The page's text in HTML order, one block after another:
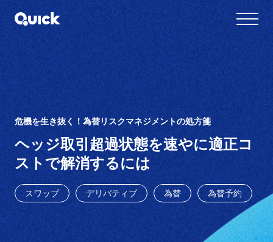
危機を生き抜く！為替リスクマネジメントの処方箋
ヘッジ取引超過状態を速やに適正コ
ストで解消するには
スワップ デリバティブ 為替 為替予約